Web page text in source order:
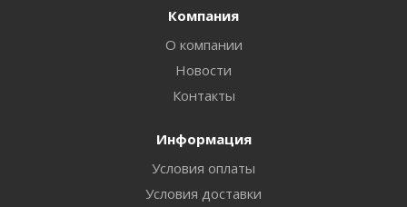
Компания
О компании
Новости
Контакты
Информация
Условия оплаты
Условия доставки